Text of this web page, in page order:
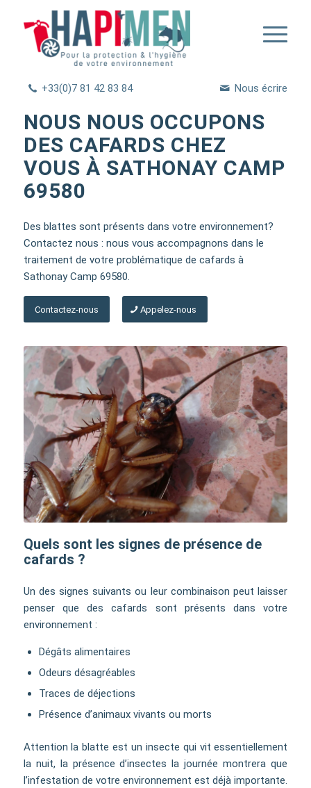
+33(0)7 81 42 83 84 Nous écrire
NOUS NOUS OCCUPONS
DES CAFARDS CHEZ
VOUS À SATHONAY CAMP
69580
Des blattes sont présents dans votre environnement?
Contactez nous : nous vous accompagnons dans le
traitement de votre problématique de cafards à
Sathonay Camp 69580.
Contactez-nous Appelez-nous
Quels sont les signes de présence de
cafards ?
Un des signes suivants ou leur combinaison peut laisser
penser que des cafards sont présents dans votre
environnement :
Dégâts alimentaires
Odeurs désagréables
Traces de déjections
Présence d’animaux vivants ou morts
Attention la blatte est un insecte qui vit essentiellement
la nuit, la présence d’insectes la journée montrera que
l’infestation de votre environnement est déjà importante.